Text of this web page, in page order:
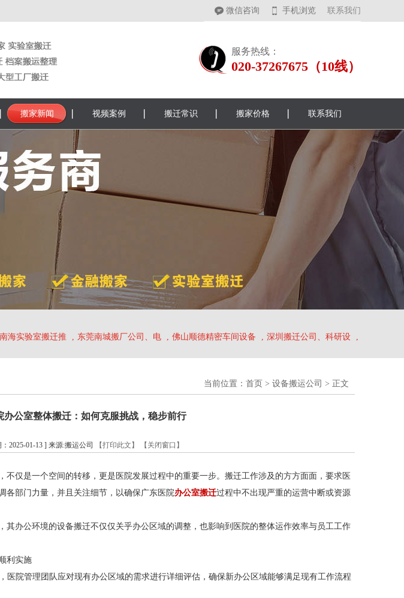
微信咨询 手机浏览 联系我们
服务热线：
020-37267675（10线）
搬家新闻 视频案例 搬迁常识 搬家价格 联系我们
海实验室搬迁推 , 东莞南城搬厂公司、电 , 佛山顺德精密车间设备 , 深圳搬迁公司、科研设
,
当前位置： 首页 > 设备搬运公司 > 正文
办公室整体搬迁：如何克服挑战，稳步前行
2025-01-13 ] 来源:搬运公司 【打印此文】 【关闭窗口】
不仅是一个空间的转移，更是医院发展过程中的重要一步。搬迁工作涉及的方方面面，要求医
各部门力量，并且关注细节，以确保广东医院办公室搬迁过程中不出现严重的运营中断或资源
其办公环境的设备搬迁不仅仅关乎办公区域的调整，也影响到医院的整体运作效率与员工工作
利实施
医院管理团队应对现有办公区域的需求进行详细评估，确保新办公区域能够满足现有工作流程